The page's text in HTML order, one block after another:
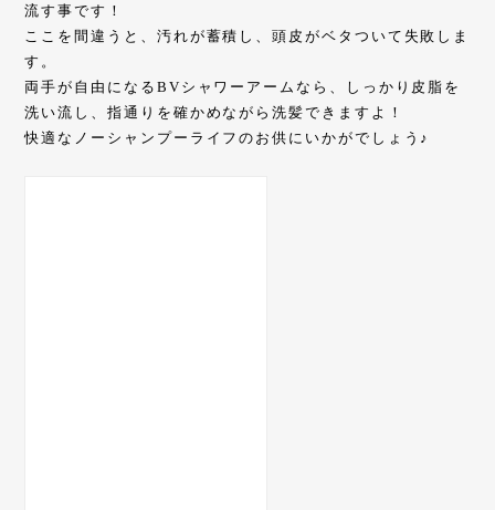
流す事です！
ここを間違うと、汚れが蓄積し、頭皮がベタついて失敗しま
す。
両手が自由になるBVシャワーアームなら、しっかり皮脂を
洗い流し、指通りを確かめながら洗髪できますよ！
快適なノーシャンプーライフのお供にいかがでしょう♪